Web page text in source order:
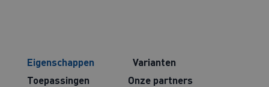
Eigenschappen
Varianten
Toepassingen
Onze partners